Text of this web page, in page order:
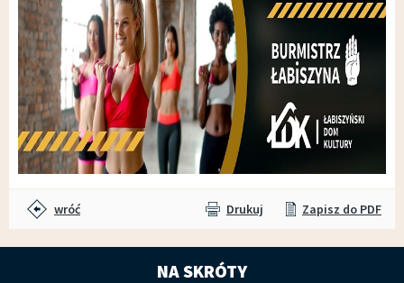
wróć Drukuj Zapisz do PDF
NA SKRÓTY